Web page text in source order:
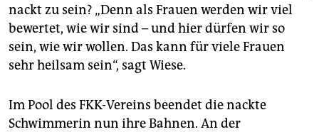
nackt zu sein? „Denn als Frauen werden wir viel
bewertet, wie wir sind – und hier dürfen wir so
sein, wie wir wollen. Das kann für viele Frauen
sehr heilsam sein“, sagt Wiese.
Im Pool des FKK-Vereins beendet die nackte
Schwimmerin nun ihre Bahnen. An der